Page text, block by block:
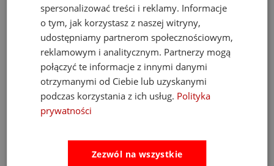
Fat Brain Toys dmuchawa do piłek Air Toobz
spersonalizować treści i reklamy. Informacje
o tym, jak korzystasz z naszej witryny,
udostępniamy partnerom społecznościowym,
reklamowym i analitycznym. Partnerzy mogą
połączyć te informacje z innymi danymi
otrzymanymi od Ciebie lub uzyskanymi
podczas korzystania z ich usług. Polityka
prywatności
Zezwól na wszystkie